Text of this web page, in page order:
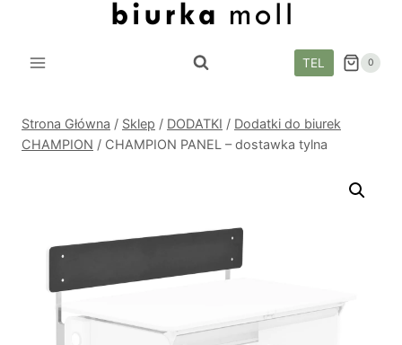
treści
TEL 0
Strona Główna / Sklep / DODATKI / Dodatki do biurek
CHAMPION / CHAMPION PANEL – dostawka tylna